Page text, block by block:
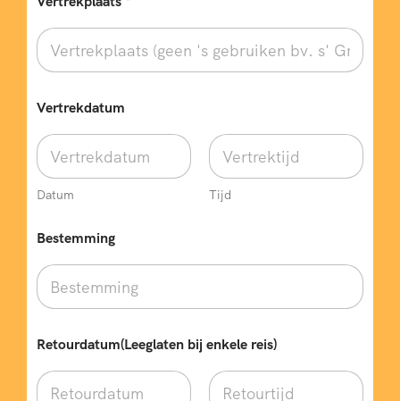
Vertrekdatum
Datum Tijd
u
V
e
r
k
Bestemming
Retourdatum(Leeglaten bij enkele reis)